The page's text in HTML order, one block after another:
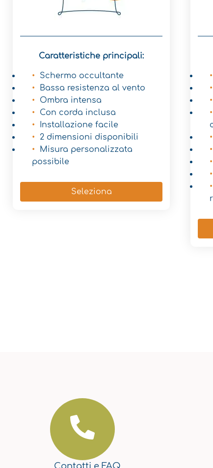
Caratteristiche principali:
Schermo occultante
Bassa resistenza al vento
Ombra intensa
Con corda inclusa
Installazione facile
2 dimensioni disponibili
Misura personalizzata
possibile
Seleziona